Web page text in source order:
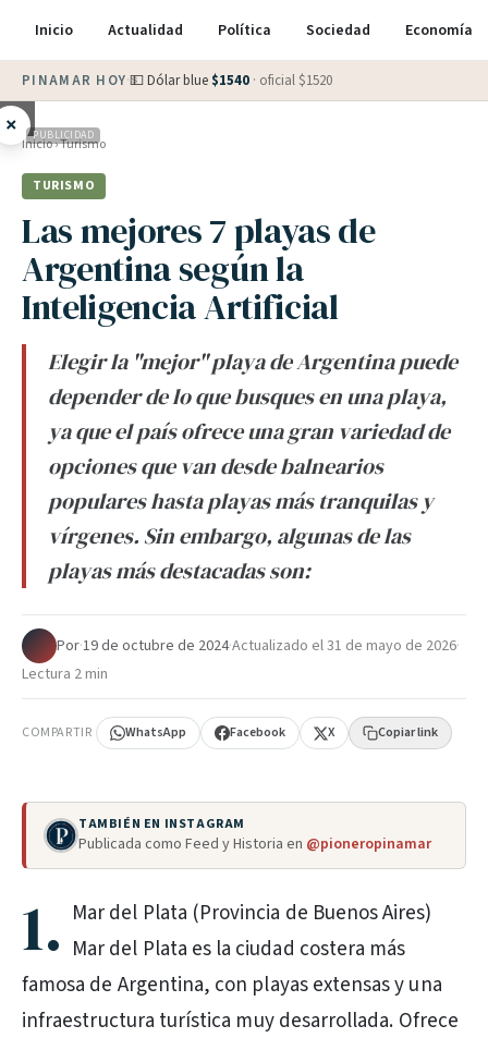
Inicio Actualidad Política Sociedad Economía
PINAMAR HOY·💵 Dólar blue $1540 · oficial $1520
× PUBLICIDAD
Inicio›Turismo
TURISMO
Las mejores 7 playas de
Argentina según la
Inteligencia Artificial
Elegir la "mejor" playa de Argentina puede
depender de lo que busques en una playa,
ya que el país ofrece una gran variedad de
opciones que van desde balnearios
populares hasta playas más tranquilas y
vírgenes. Sin embargo, algunas de las
playas más destacadas son:
Por·19 de octubre de 2024·Actualizado el31 de mayo de 2026·
Lectura 2 min
COMPARTIR WhatsApp Facebook X Copiar link
TAMBIÉN EN INSTAGRAM
Publicada como Feed y Historia en @pioneropinamar
1. Mar del Plata (Provincia de Buenos Aires)
Mar del Plata es la ciudad costera más
famosa de Argentina, con playas extensas y una
infraestructura turística muy desarrollada. Ofrece